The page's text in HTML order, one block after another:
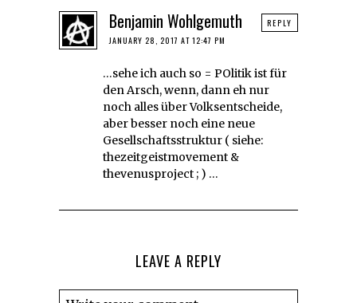
Benjamin Wohlgemuth
JANUARY 28, 2017 AT 12:47 PM
…sehe ich auch so = POlitik ist für
den Arsch, wenn, dann eh nur
noch alles über Volksentscheide,
aber besser noch eine neue
Gesellschaftsstruktur ( siehe:
thezeitgeistmovement &
thevenusproject ; ) …
REPLY
LEAVE A REPLY